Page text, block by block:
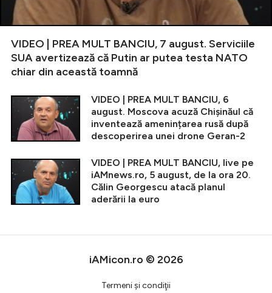
VIDEO | PREA MULT BANCIU, 7 august. Serviciile
SUA avertizează că Putin ar putea testa NATO
chiar din această toamnă
VIDEO | PREA MULT BANCIU, 6
august. Moscova acuză Chișinăul că
inventează amenințarea rusă după
descoperirea unei drone Geran-2
VIDEO | PREA MULT BANCIU, live pe
iAMnews.ro, 5 august, de la ora 20.
Călin Georgescu atacă planul
aderării la euro
iAMicon.ro © 2026
Termeni şi condiţii